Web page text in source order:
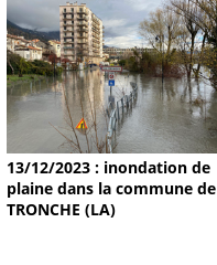
13/12/2023 : inondation de
plaine dans la commune de
TRONCHE (LA)